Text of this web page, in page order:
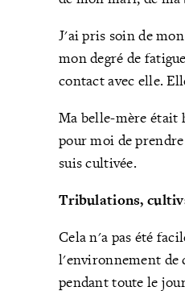
J'ai pris soin de
mon degré de
contact avec elle.
Ma belle-mère était
pour moi de
suis cultivée.
Tribulations,
Cela n'a pas été
l'environnement de
pendant toute le